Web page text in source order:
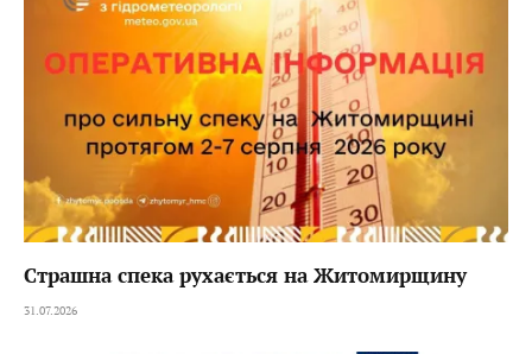
Страшна спека рухається на Житомирщину
31.07.2026